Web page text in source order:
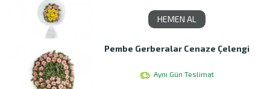
HEMEN AL
Pembe Gerberalar Cenaze Çelengi
Aynı Gün Teslimat